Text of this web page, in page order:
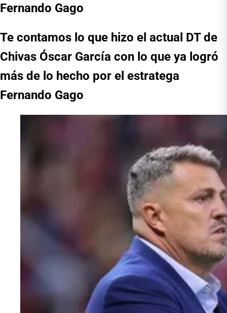
Fernando Gago
Te contamos lo que hizo el actual DT de
Chivas Óscar García con lo que ya logró
más de lo hecho por el estratega
Fernando Gago